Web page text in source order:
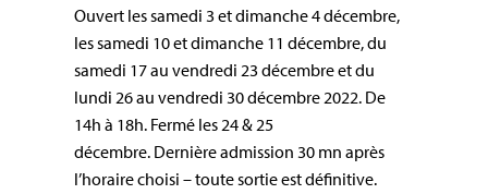
Ouvert les samedi 3 et dimanche 4 décembre,
les samedi 10 et dimanche 11 décembre, du
samedi 17 au vendredi 23 décembre et du
lundi 26 au vendredi 30 décembre 2022. De
14h à 18h. Fermé les 24 & 25
décembre. Dernière admission 30 mn après
l’horaire choisi – toute sortie est définitive.